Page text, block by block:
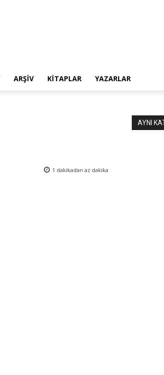
ARŞIV KITAPLAR YAZARLAR
1 dakikadan az dakika
AYNI